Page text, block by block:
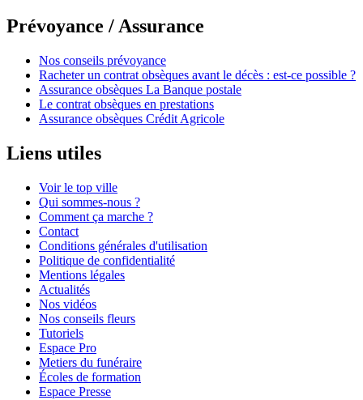
Prévoyance / Assurance
Nos conseils prévoyance
Racheter un contrat obsèques avant le décès : est-ce possible ?
Assurance obsèques La Banque postale
Le contrat obsèques en prestations
Assurance obsèques Crédit Agricole
Liens utiles
Voir le top ville
Qui sommes-nous ?
Comment ça marche ?
Contact
Conditions générales d'utilisation
Politique de confidentialité
Mentions légales
Actualités
Nos vidéos
Nos conseils fleurs
Tutoriels
Espace Pro
Metiers du funéraire
Écoles de formation
Espace Presse